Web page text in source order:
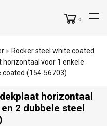
0
Rocker steel white coated
horizontaal voor 1 enkele
coated (154-56703)
horizontaal
2 dubbele steel